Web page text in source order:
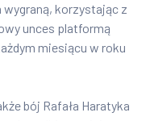
korzystając z
unces platformą
miesiącu w roku
bój Rafała Haratyka